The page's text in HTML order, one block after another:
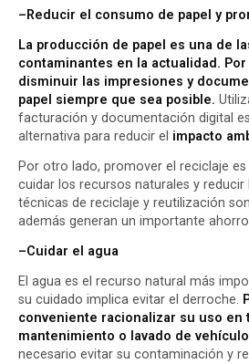
–Reducir el consumo de papel y
La producción de papel es una de
contaminantes en la actualidad.
disminuir las impresiones y
papel siempre que sea posible.
facturación y documentación digital
alternativa para reducir el impacto
Por otro lado, promover el reciclaje
cuidar los recursos naturales y
técnicas de reciclaje y reutilización
además generan un importante
–Cuidar el agua
El agua es el recurso natural más
su cuidado implica evitar el derroche.
conveniente racionalizar su uso en
mantenimiento o lavado de
necesario evitar su contaminación y